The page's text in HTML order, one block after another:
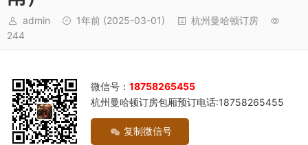
admin 1年前 (2025-03-01)
杭州曼哈顿订房
244
微信号： 18758265455
杭州曼哈顿订房包厢预订电话:18758265455
复制微信号